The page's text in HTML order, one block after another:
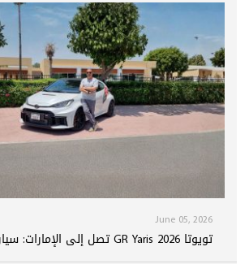
June 05, 2026
تويوتا GR Yaris 2026 تصل إلى الإمارات: سيارة راليات حقيقية ...